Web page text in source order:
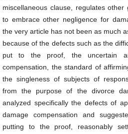
miscellaneous clause, regulates
to embrace other negligence for
the very article has not been as much
because of the defects such as the
put to the proof, the uncertain
compensation, the standard of
the singleness of subjects of
from the purpose of the divorce
analyzed specifically the defects of
damage compensation and
putting to the proof, reasonably